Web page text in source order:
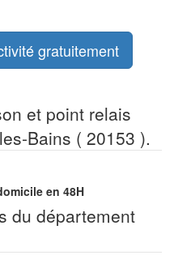
gratuitement
et point relais
Bains ( 20153 ).
en 48H
du département